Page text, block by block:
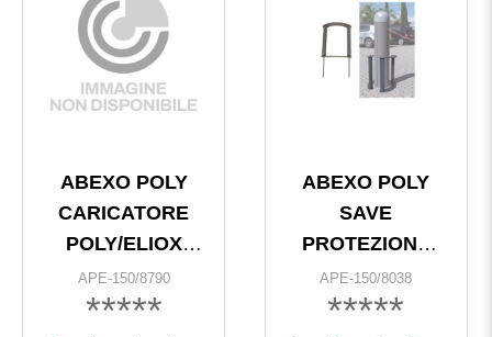
ABEXO POLY
CARICATORE
POLY/ELIOX
SOLARE VER.19
APE-150/8790
*****
ABEXO POLY
SAVE
PROTEZIONE
MECCANICA
H.800
APE-150/8038
*****